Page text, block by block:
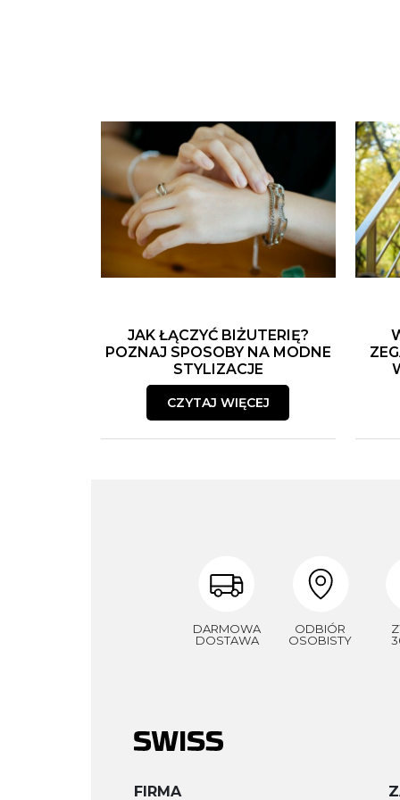
JAK ŁĄCZYĆ BIŻUTERIĘ?
POZNAJ SPOSOBY NA MODNE
STYLIZACJE
CZYTAJ WIĘCEJ
DARMOWA
DOSTAWA
ODBIÓR
OSOBISTY
FIRMA